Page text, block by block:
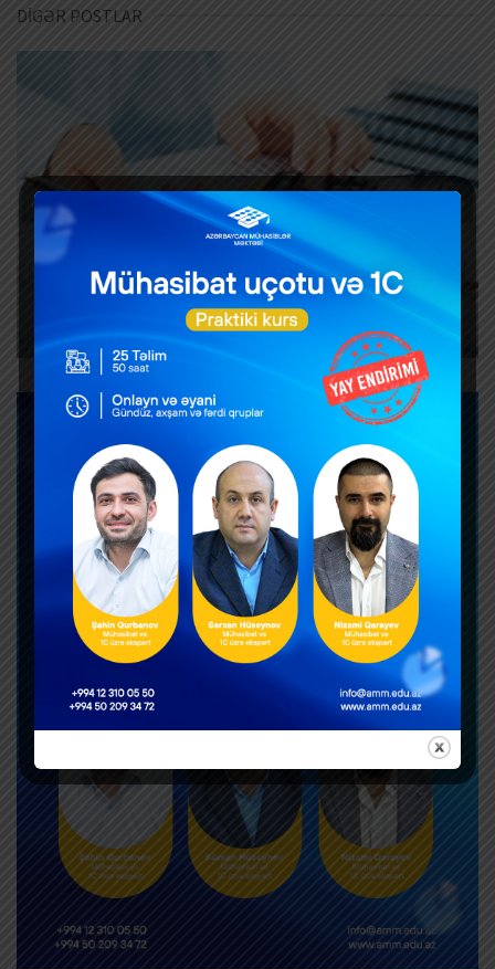
DİGƏR POSTLAR
Əməkhaqqıdan vergi tutulması: 2026-cı
ildə əməkhaqqı cədvəli necə
hazırlanacaq